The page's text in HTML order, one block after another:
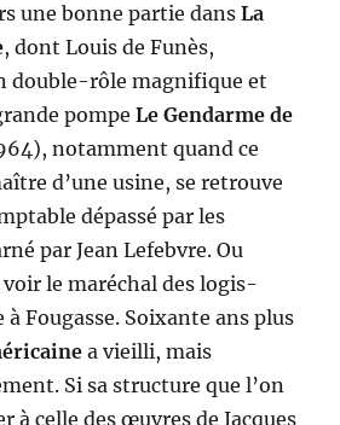
une bonne partie dansLa
, dont Louis de Funès,
double-rôle magnifique et
pompeLe Gendarme de
notamment quand ce
d’une usine, se retrouve
dépassé par les
par Jean Lefebvre. Ou
le maréchal des logis-
à Fougasse. Soixante ans plus
a vieilli, mais
Si sa structure que l’on
à celle des œuvres de Jacques